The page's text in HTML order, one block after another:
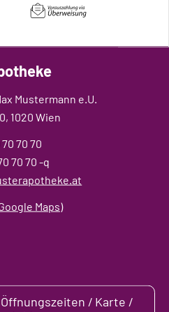
Mustermann e.U.
1020 Wien
70 70 70
70 70 -q
Maps)
/ Karte /